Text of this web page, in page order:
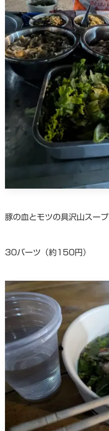
豚の血とモツの具沢山スープ
30バーツ（約150円）